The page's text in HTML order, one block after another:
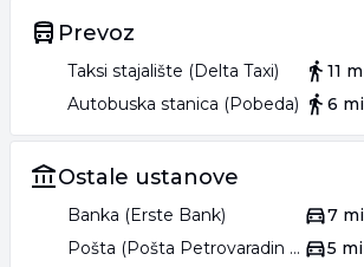
069 69**** PRIKAŽI
Prevoz
Taksi stajalište (Delta Taxi)
11
Autobuska stanica (Pobeda)
6
Ostale ustanove
Banka (Erste Bank)
7
Pošta (Pošta Petrovaradin 21132)
5